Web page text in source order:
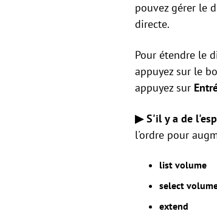
pouvez gérer le
directe.
Pour étendre le
appuyez sur le
appuyez sur
▶ S'il y a de
l'ordre pour
list volume
select
extend